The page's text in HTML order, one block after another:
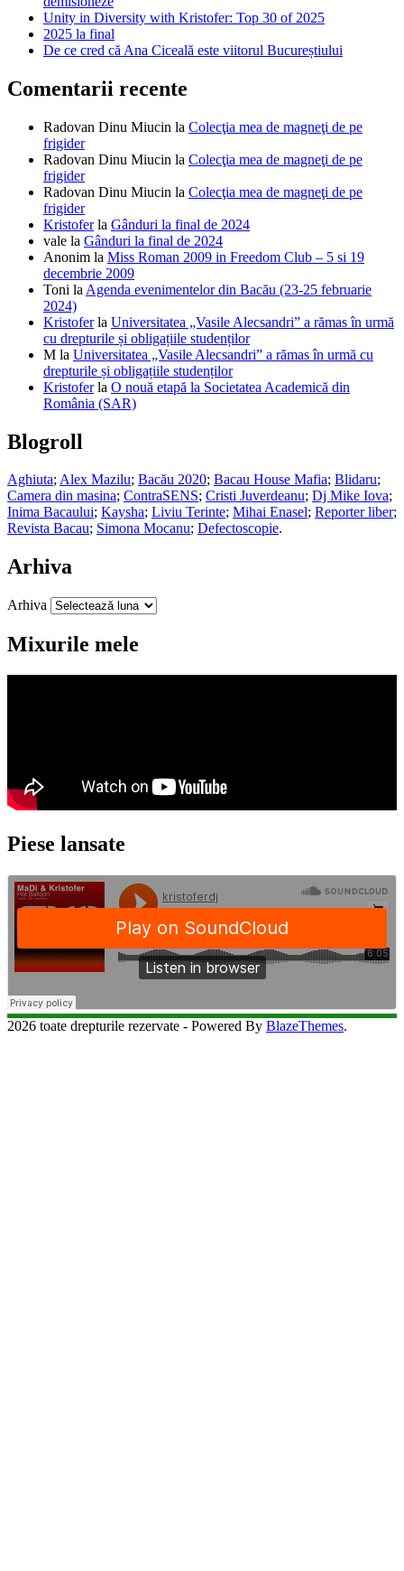
Unity in Diversity with Kristofer: Top 30 of 2025
2025 la final
De ce cred că Ana Ciceală este viitorul Bucureștiului
Comentarii recente
Radovan Dinu Miucin la Colecţia mea de magneţi de pe
frigider
Radovan Dinu Miucin la Colecţia mea de magneţi de pe
frigider
Radovan Dinu Miucin la Colecţia mea de magneţi de pe
frigider
Kristoferla Gânduri la final de 2024
vale la Gânduri la final de 2024
Anonim la Miss Roman 2009 in Freedom Club – 5 si 19
decembrie 2009
Toni la Agenda evenimentelor din Bacău (23-25 februarie
2024)
Kristoferla Universitatea „Vasile Alecsandri” a rămas în urmă
cu drepturile și obligațiile studenților
M la Universitatea „Vasile Alecsandri” a rămas în urmă cu
drepturile și obligațiile studenților
Kristoferla O nouă etapă la Societatea Academică din
România (SAR)
Blogroll
Aghiuta;Alex Mazilu; Bacău 2020; Bacau House Mafia; Blidaru;
Camera din masina; ContraSENS; Cristi Juverdeanu; Dj Mike Iova;
Inima Bacaului; Kaysha; Liviu Terinte; Mihai Enasel; Reporter liber;
Revista Bacau; Simona Mocanu; Defectoscopie.
Arhiva
Arhiva
Mixurile mele
Piese lansate
2026 toate drepturile rezervate - Powered By BlazeThemes.